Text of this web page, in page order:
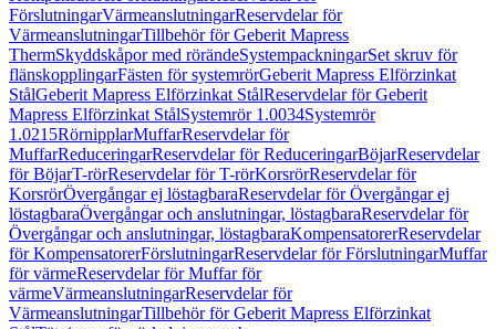
FörslutningarVärmeanslutningarReservdelar för
VärmeanslutningarTillbehör för Geberit Mapress
ThermSkyddskåpor med rörändeSystempackningarSet skruv för
flänskopplingarFästen för systemrörGeberit Mapress Elförzinkat
StålGeberit Mapress Elförzinkat StålReservdelar för Geberit
Mapress Elförzinkat StålSystemrör 1.0034Systemrör
1.0215RörnipplarMuffarReservdelar för
MuffarReduceringarReservdelar för ReduceringarBöjarReservdelar
för BöjarT-rörReservdelar för T-rörKorsrörReservdelar för
KorsrörÖvergångar ej löstagbaraReservdelar för Övergångar ej
löstagbaraÖvergångar och anslutningar, löstagbaraReservdelar för
Övergångar och anslutningar, löstagbaraKompensatorerReservdelar
för KompensatorerFörslutningarReservdelar för FörslutningarMuffar
för värmeReservdelar för Muffar för
värmeVärmeanslutningarReservdelar för
VärmeanslutningarTillbehör för Geberit Mapress Elförzinkat